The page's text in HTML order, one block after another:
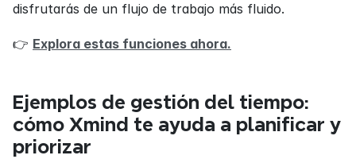
disfrutarás de un flujo de trabajo más fluido.
👉 Explora estas funciones ahora.
Ejemplos de gestión del tiempo:
cómo Xmind te ayuda a planificar y
priorizar